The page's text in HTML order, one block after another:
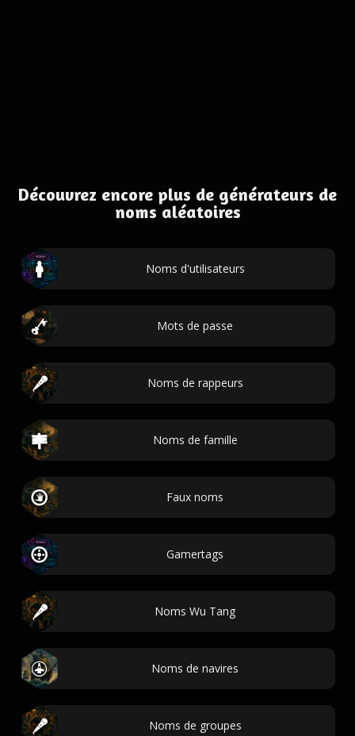
Découvrez encore plus de générateurs de
noms aléatoires
Noms d'utilisateurs
Mots de passe
Noms de rappeurs
Noms de famille
Faux noms
Gamertags
Noms Wu Tang
Noms de navires
Noms de groupes